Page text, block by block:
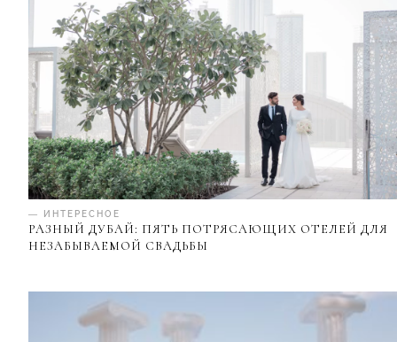
— ИНТЕРЕСНОЕ
РАЗНЫЙ ДУБАЙ: ПЯТЬ ПОТРЯСАЮЩИХ ОТЕЛЕЙ ДЛЯ
НЕЗАБЫВАЕМОЙ СВАДЬБЫ